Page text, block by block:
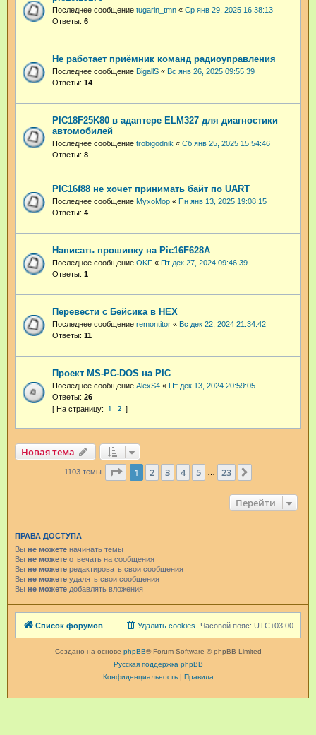
Последнее сообщение tugarin_tmn « Ср янв 29, 2025 16:38:13
Ответы: 6
Не работает приёмник команд радиоуправления
Последнее сообщение BigallS « Вс янв 26, 2025 09:55:39
Ответы: 14
PIC18F25K80 в адаптере ELM327 для диагностики
автомобилей
Последнее сообщение trobigodnik « Сб янв 25, 2025 15:54:46
Ответы: 8
PIC16f88 не хочет принимать байт по UART
Последнее сообщение MyxoMop « Пн янв 13, 2025 19:08:15
Ответы: 4
Написать прошивку на Pic16F628A
Последнее сообщение OKF « Пт дек 27, 2024 09:46:39
Ответы: 1
Перевести с Бейсика в HEX
Последнее сообщение remontitor « Вс дек 22, 2024 21:34:42
Ответы: 11
Проект MS-PC-DOS на PIC
Последнее сообщение AlexS4 « Пт дек 13, 2024 20:59:05
Ответы: 26
1 2
Новая тема
1103 темы Страница из 23
1 2 3 4 5 23
Перейти
ПРАВА ДОСТУПА
Вы не можете начинать темы
Вы не можете отвечать на сообщения
Вы не можете редактировать свои сообщения
Вы не можете удалять свои сообщения
Вы не можете добавлять вложения
Список форумов Часовой пояс: UTC+03:00
Удалить cookies
Создано на основе phpBB® Forum Software © phpBB Limited
Русская поддержка phpBB
Конфиденциальность| Правила